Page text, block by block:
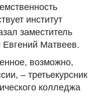
институт
заместитель
Евгений Матвеев.
возможно,
– третьекурсник
колледжа